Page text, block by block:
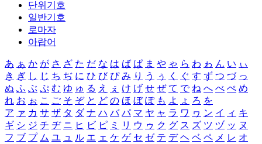
단위기호
일반기호
로마자
아랍어
あ ぁ か が さ ざ た だ な は ば ぱ ま や ゃ ら わ ゎ ん い ぃ
き ぎ し じ ち ぢ に ひ び ぴ み り う ぅ く ぐ す ず つ づ っ
ぬ ふ ぶ ぷ む ゆ ゅ る え ぇ け げ せ ぜ て で ね へ べ ぺ め
れ お ぉ こ ご そ ぞ と ど の ほ ぼ ぽ も よ ょ ろ を
ア ァ カ サ ザ タ ダ ナ ハ バ パ マ ヤ ャ ラ ワ ヮ ン イ ィ キ
ギ シ ジ チ ヂ ニ ヒ ビ ピ ミ リ ウ ゥ ク グ ス ズ ツ ヅ ッ ヌ
フ ブ プ ム ユ ュ ル エ ェ ケ ゲ セ ゼ テ デ ヘ ベ ペ メ レ オ